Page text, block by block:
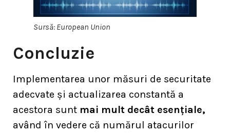
Sursă: European Union
Concluzie
Implementarea unor măsuri de securitate
adecvate și actualizarea constantă a
acestora sunt mai mult decât esențiale,
având în vedere că numărul atacurilor